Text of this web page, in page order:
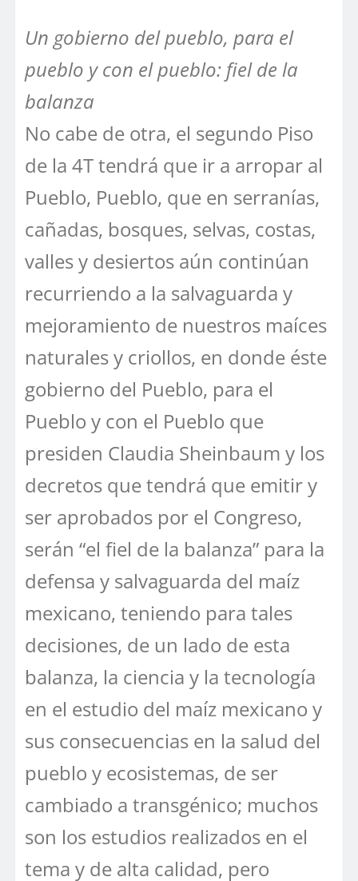
Un gobierno del pueblo, para el
pueblo y con el pueblo: fiel de la
balanza
No cabe de otra, el segundo Piso
de la 4T tendrá que ir a arropar al
Pueblo, Pueblo, que en serranías,
cañadas, bosques, selvas, costas,
valles y desiertos aún continúan
recurriendo a la salvaguarda y
mejoramiento de nuestros maíces
naturales y criollos, en donde éste
gobierno del Pueblo, para el
Pueblo y con el Pueblo que
presiden Claudia Sheinbaum y los
decretos que tendrá que emitir y
ser aprobados por el Congreso,
serán “el fiel de la balanza” para la
defensa y salvaguarda del maíz
mexicano, teniendo para tales
decisiones, de un lado de esta
balanza, la ciencia y la tecnología
en el estudio del maíz mexicano y
sus consecuencias en la salud del
pueblo y ecosistemas, de ser
cambiado a transgénico; muchos
son los estudios realizados en el
tema y de alta calidad, pero